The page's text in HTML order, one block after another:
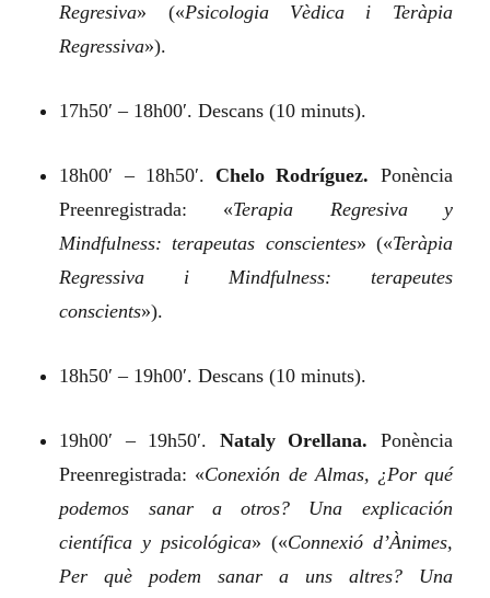
Regresiva» («Psicologia Vèdica i Teràpia
Regressiva»).
17h50′ – 18h00′. Descans (10 minuts).
18h00′ – 18h50′. Chelo Rodríguez. Ponència
Preenregistrada: «Terapia Regresiva y
Mindfulness: terapeutas conscientes» («Teràpia
Regressiva i Mindfulness: terapeutes
conscients»).
18h50′ – 19h00′. Descans (10 minuts).
19h00′ – 19h50′. Nataly Orellana. Ponència
Preenregistrada: «Conexión de Almas, ¿Por qué
podemos sanar a otros? Una explicación
científica y psicológica» («Connexió d’Ànimes,
Per què podem sanar a uns altres? Una